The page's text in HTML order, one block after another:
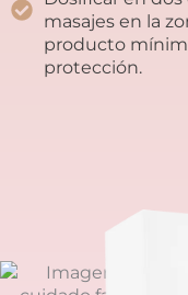
masajes en la
producto
protección.